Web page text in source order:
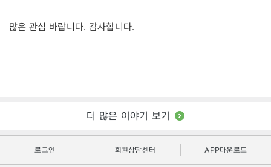
많은 관심 바랍니다. 감사합니다.
더 많은 이야기 보기
로그인 회원상담센터 APP다운로드